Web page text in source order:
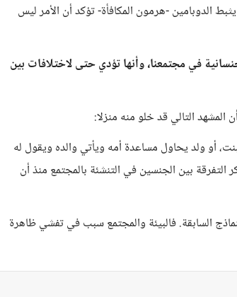
الدوبامين -هرمون المكافأة- تؤكد أن الأمر ليس
في مجتمعنا، وأنها تؤدي حتى لاختلافات بين
المشهد التالي قد خلو منه منزلا:
أو ولد يحاول مساعدة أمه ويأتي والده ويقول له
بين الجنسين في التنشئة بالمجتمع منذ أن
السابقة. فالبيئة والمجتمع سبب في تفشي ظاهرة